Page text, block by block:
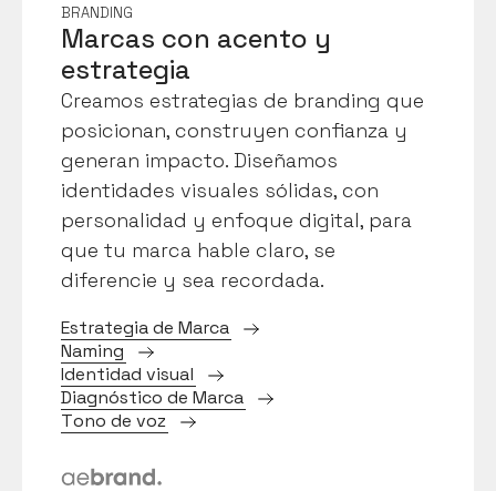
BRANDING
Marcas con acento y
estrategia
Creamos estrategias de branding que
posicionan, construyen confianza y
generan impacto. Diseñamos
identidades visuales sólidas, con
personalidad y enfoque digital, para
que tu marca hable claro, se
diferencie y sea recordada.
Estrategiade Marca
Naming
Identidad visual
Diagnóstico de Marca
Tono de voz